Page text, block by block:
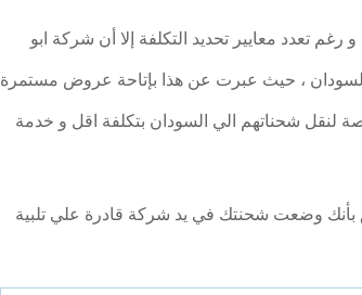
و رغم تعدد معايير تحديد التكلفة إلا أن شركة ابو
، حيث عبرت عن هذا بإتاحة عروض مستمرة
و كفرصة لنقل شحناتهم الي السودان بتكلفة اقل و خدمة
بأنك وضعت شحنتك في يد شركة قادرة علي تلبية